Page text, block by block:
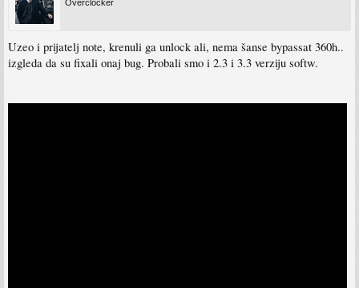
Overclocker
Uzeo i prijatelj note, krenuli ga unlock ali, nema šanse bypassat 360h..
izgleda da su fixali onaj bug. Probali smo i 2.3 i 3.3 verziju softw.